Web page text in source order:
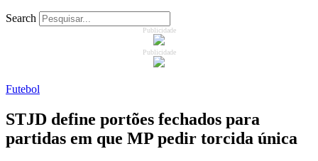
Search
Publicidade
Publicidade
Futebol
STJD define portões fechados para
partidas em que MP pedir torcida única